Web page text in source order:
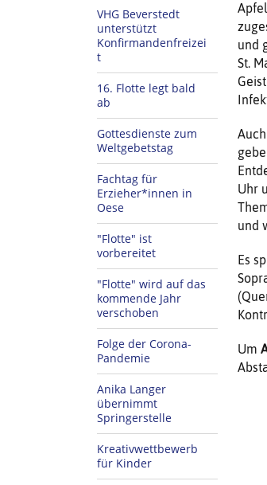
VHG Beverstedt
unterstützt
Konfirmandenfreizei
t
16. Flotte legt bald
ab
Gottesdienste zum
Weltgebetstag
Fachtag für
Erzieher*innen in
Oese
"Flotte" ist
vorbereitet
"Flotte" wird auf das
kommende Jahr
verschoben
Folge der Corona-
Pandemie
Anika Langer
übernimmt
Springerstelle
Kreativwettbewerb
für Kinder
und
St.
Uhr
und
Es
Um